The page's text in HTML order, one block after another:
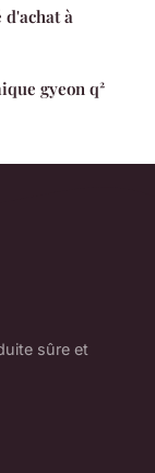
à
gyeon q²
sûre et